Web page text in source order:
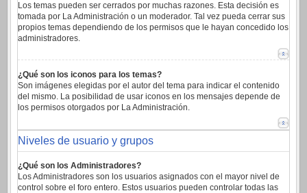
Los temas pueden ser cerrados por muchas razones. Esta decisión es
tomada por La Administración o un moderador. Tal vez pueda cerrar sus
propios temas dependiendo de los permisos que le hayan concedido los
administradores.
¿Qué son los iconos para los temas?
Son imágenes elegidas por el autor del tema para indicar el contenido
del mismo. La posibilidad de usar iconos en los mensajes depende de
los permisos otorgados por La Administración.
Niveles de usuario y grupos
¿Qué son los Administradores?
Los Administradores son los usuarios asignados con el mayor nivel de
control sobre el foro entero. Estos usuarios pueden controlar todas las